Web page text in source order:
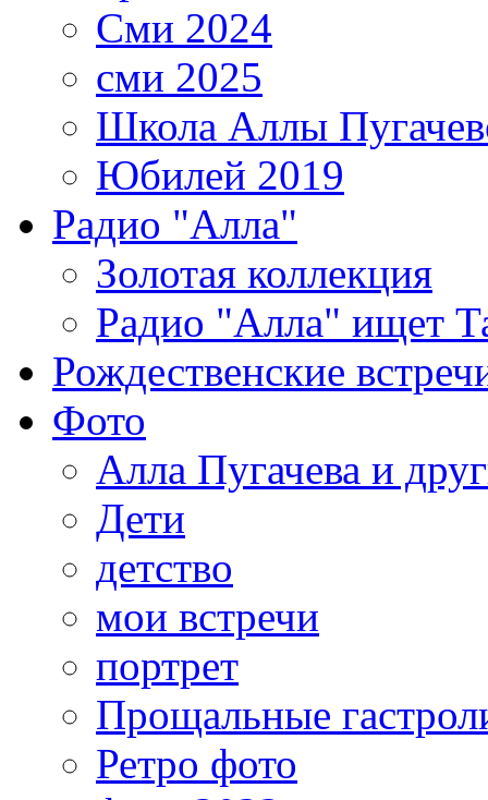
Сми 2024
сми 2025
Школа Аллы
Юбилей 2019
Радио "Алла"
Золотая коллекция
Радио "Алла" ищет
Рождественские
Фото
Алла Пугачева и
Дети
детство
мои встречи
портрет
Прощальные
Ретро фото